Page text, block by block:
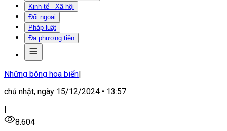
Kinh tế - Xã hội
Đối ngoại
Pháp luật
Đa phương tiện
Những bông hoa biển|
chủ nhật, ngày 15/12/2024 • 13:57
|
8.604